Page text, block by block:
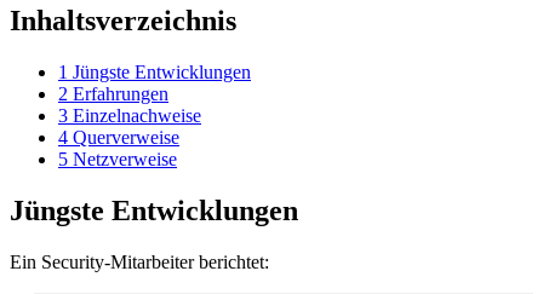
Inhaltsverzeichnis
1 Jüngste Entwicklungen
2 Erfahrungen
3 Einzelnachweise
4 Querverweise
5 Netzverweise
Jüngste Entwicklungen
Ein Security-Mitarbeiter berichtet: